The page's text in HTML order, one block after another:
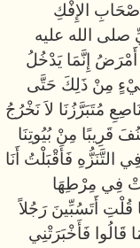
الإِفْكِ
صلى الله عليه
إِنَّمَا يَدْخُلُ
مِنْ ذَلِكَ حَتَّى
مُتَبَرَّزُنَا لاَ نَخْرُجُ
قَرِيبًا مِنْ بُيُوتِنَا
التَّنَزُّهِ فَأَقْبَلْتُ أَنَا
فِي مِرْطِهَا
أَتَسُبِّينَ رَجُلاً
فَأَخْبَرَتْنِي